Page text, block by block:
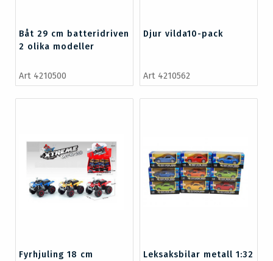
Båt 29 cm batteridriven
2 olika modeller
Art 4210500
Djur vilda10-pack
Art 4210562
Fyrhjuling 18 cm
Leksaksbilar metall 1:32